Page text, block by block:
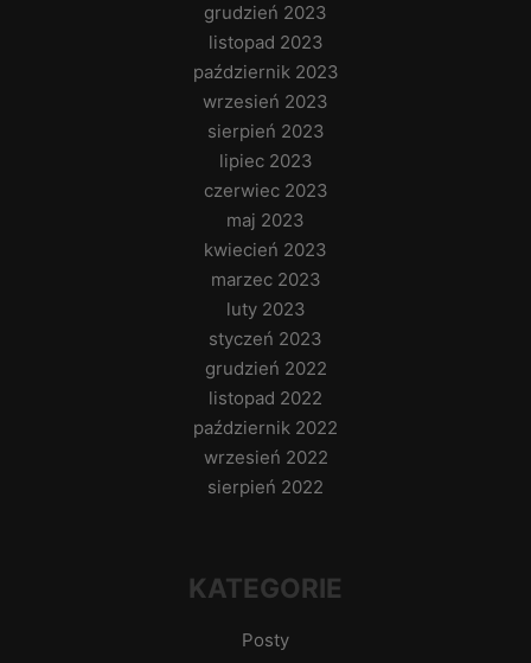
grudzień 2023
listopad 2023
październik 2023
wrzesień 2023
sierpień 2023
lipiec 2023
czerwiec 2023
maj 2023
kwiecień 2023
marzec 2023
luty 2023
styczeń 2023
grudzień 2022
listopad 2022
październik 2022
wrzesień 2022
sierpień 2022
KATEGORIE
Posty